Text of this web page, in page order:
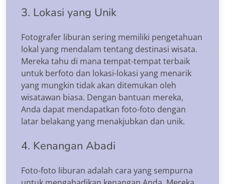
3. Lokasi yang Unik
Fotografer liburan sering memiliki pengetahuan
lokal yang mendalam tentang destinasi wisata.
Mereka tahu di mana tempat-tempat terbaik
untuk berfoto dan lokasi-lokasi yang menarik
yang mungkin tidak akan ditemukan oleh
wisatawan biasa. Dengan bantuan mereka,
Anda dapat mendapatkan foto-foto dengan
latar belakang yang menakjubkan dan unik.
4. Kenangan Abadi
Foto-foto liburan adalah cara yang sempurna